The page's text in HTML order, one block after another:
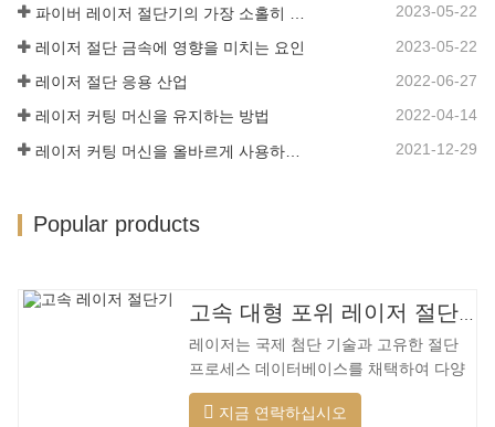
낮은 용접 베드 기술을 채택합니다. , 절단
재료는 더 넓은 범위, 더 빠른 속도, 더 나
2023-05-22
레이저 절단 금속에 영향을 미치는 요인 2023-05-22
레이저 절단 응용 산업 2022-06-27
레이저 커팅 머신을 유지하는 방법 2022-04-14
2021-12-29
Popular products
레이저는 국제 첨단 기술과 고유한 절단
프로세스 데이터베이스를 채택하여 다양
한 재료에 대해 다양한 지능형 절단을 수
행하고, 절단 표면을 최적화하고, 더 넓은
지금 연락하십시오